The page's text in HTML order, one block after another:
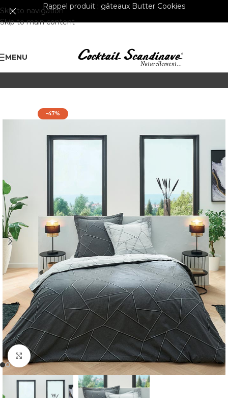
Skip to navigation
Skip to main content
Rappel produit : gâteaux Butter Cookies
MENU
-47%
Cliquer pour agrandir